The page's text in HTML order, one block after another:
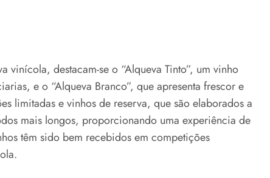
vinícola, destacam-se o “Alqueva Tinto”, um vinho
e o “Alqueva Branco”, que apresenta frescor e
limitadas e vinhos de reserva, que são elaborados a
mais longos, proporcionando uma experiência de
têm sido bem recebidos em competições